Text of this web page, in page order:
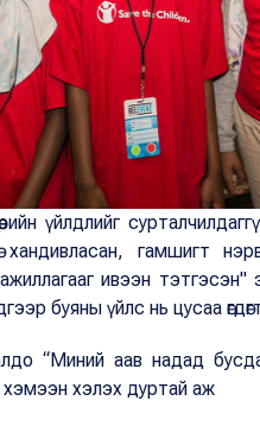
үйлдлийг
хандивласан, гамшигт
ивээн
буяны үйлс нь цусаа
“Миний аав надад
хэмээн хэлэх дуртай аж